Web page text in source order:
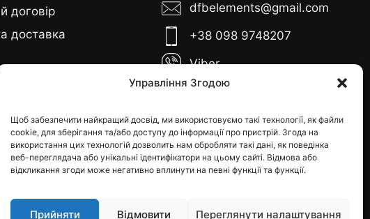
Управління Згодою
Щоб забезпечити найкращий досвід, ми використовуємо такі технології, як файли
cookie, для зберігання та/або доступу до інформації про пристрій. Згода на
використання цих технологій дозволить нам обробляти такі дані, як поведінка
веб-переглядача або унікальні ідентифікатори на цьому сайті. Відмова або
відкликання згоди може негативно вплинути на певні функції та функції.
Прийняти Відмовити Переглянути налаштування
договір
доставка
- п'ятниця з 10:00 до
19:00
- неділя - вихідні
dfbelements@gmail.com
+38 098 9748207
Viber
Telegram
Instagram